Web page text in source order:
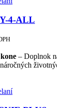
4-ALL
– Doplnok